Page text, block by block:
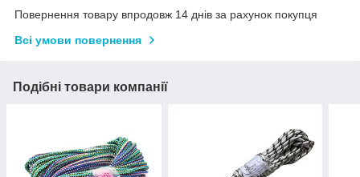
Повернення товару впродовж 14 днів за рахунок покупця
Всі умови повернення
Подібні товари компанії